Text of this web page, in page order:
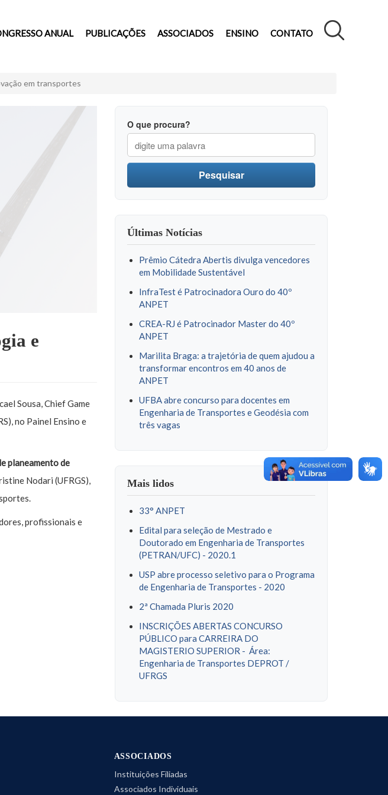
ANUAL PUBLICAÇÕES ASSOCIADOS ENSINO CONTATO
em transportes
e
Sousa, Chief Game
no Painel Ensino e
planeamento de
Nodari (UFRGS),
profissionais e
O que procura?
Pesquisar
Últimas Notícias
Prêmio Cátedra Abertis divulga vencedores
em Mobilidade Sustentável
InfraTest é Patrocinadora Ouro do 40º
ANPET
CREA-RJ é Patrocinador Master do 40º
ANPET
Marilita Braga: a trajetória de quem ajudou a
transformar encontros em 40 anos de
ANPET
UFBA abre concurso para docentes em
Engenharia de Transportes e Geodésia com
três vagas
Mais lidos
33° ANPET
Edital para seleção de Mestrado e
Doutorado em Engenharia de Transportes
(PETRAN/UFC) - 2020.1
USP abre processo seletivo para o Programa
de Engenharia de Transportes - 2020
2ª Chamada Pluris 2020
INSCRIÇÕES ABERTAS CONCURSO
PÚBLICO para CARREIRA DO
MAGISTERIO SUPERIOR - Área:
Engenharia de Transportes DEPROT /
UFRGS
ASSOCIADOS
Instituições Filiadas
Associados Individuais